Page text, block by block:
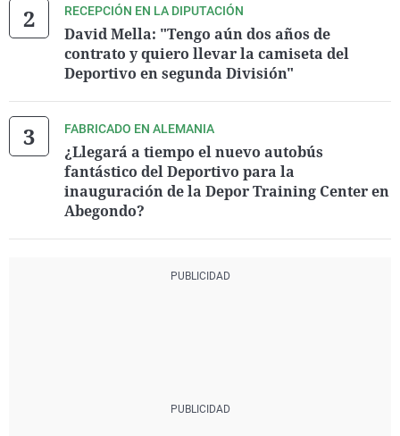
RECEPCIÓN EN LA DIPUTACIÓN
David Mella: "Tengo aún dos años de
contrato y quiero llevar la camiseta del
Deportivo en segunda División"
FABRICADO EN ALEMANIA
¿Llegará a tiempo el nuevo autobús
fantástico del Deportivo para la
inauguración de la Depor Training Center en
Abegondo?